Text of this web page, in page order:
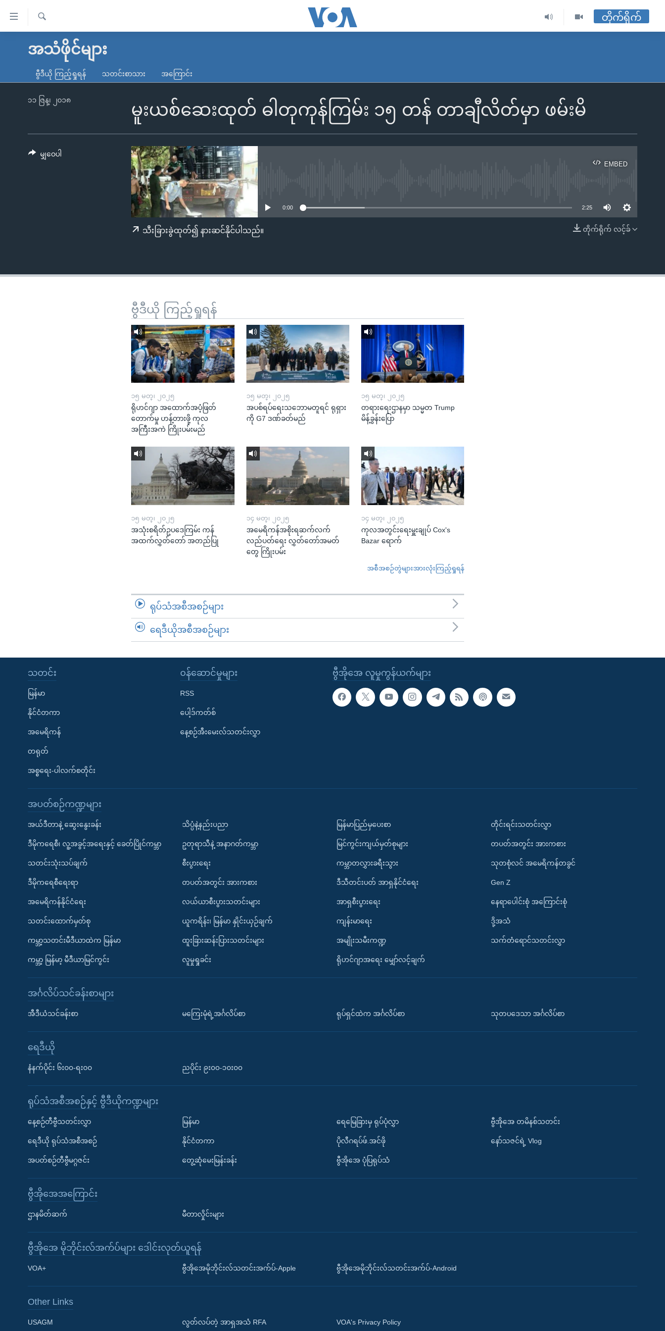
လွယ်ကူ
သည့်
ကျော်
မူလစာမျက်နှာ
ကမ္ဘာ့သတင်းများ
နိုင်ငံတကာ
တရုတ်
အစ္စရေး-ပါလက်စတိုင်း
ရပ်ဝန်းတခု လမ်းတခု အလွန်
အင်္ဂလိပ်စာလေ့လာမယ်
Learning English
ရ
တိုက်ရိုက်
အသံဖိုင်များ
ဗွီဒီယို ကြည့်ရှုရန် သတင်းစာသား အကြောင်း
မူးယစ်ဆေးထုတ် ဓါတုကုန်ကြမ်း ၁၅ တန် တာချီလိတ်မှာ ဖမ်းမိ
၁၁ ဇြန္၊ ၂၀၁၈
EMBED
EMBED
0:00 2:25
တိုက်ရိုက် လင့်ခ်
သီးခြားခွဲထုတ်၍ နားဆင်နိုင်ပါသည်။
မျှဝေပါ
ဗွီဒီယို ကြည့်ရှုရန်
၁၅ မတ္၊ ၂၀၂၅
ရိုဟင်ဂျာ အထောက်အပံ့ဖြတ်
တောက်မှု ဟန့်တားဖို့ ကုလ
အကြီးအကဲ ကြိုးပမ်းမည်
၁၅ မတ္၊ ၂၀၂၅
အပစ်ရပ်ရေးသဘောမတူရင် ရုရှား
ကို G7 ဒဏ်ခတ်မည်
၁၅ မတ္၊ ၂၀၂၅
တရားရေးဌာနမှာ သမ္မတ Trump
မိန့်ခွန်းပြော
၁၅ မတ္၊ ၂၀၂၅
အသုံးစရိတ်ဥပဒေကြမ်း ကန်
အထက်လွှတ်တော် အတည်ပြု
၁၄ မတ္၊ ၂၀၂၅
အမေရိကန်အစိုးရဆက်လက်
လည်ပတ်ရေး လွှတ်တော်အမတ်
တွေ ကြိုးပမ်း
၁၄ မတ္၊ ၂၀၂၅
ကုလအတွင်းရေးမှူးချုပ် Cox's
Bazar ရောက်
အစီအစဉ်တွဲများအားလုံးကြည့်ရှုရန်
ရုပ်သံအစီအစဉ်များ
ရေဒီယိုအစီအစဉ်များ
ဗွီအိုအေ လူမှုကွန်ယက်များ
သတင်း
မြန်မာ
နိုင်ငံတကာ
အမေရိကန်
တရုတ်
အစ္စရေး-ပါလက်စတိုင်း
၀န်ဆောင်မှုများ
RSS
ပေါ့ဒ်ကတ်စ်
နေ့စဉ်အီးမေးလ်သတင်းလွှာ
အပတ်စဉ်ကဏ္ဍများ
အယ်ဒီတာနဲ့ ဆွေးနွေးခန်း
ဒီမိုကရေစီ၊ လူ့အခွင့်အရေးနှင့် ခေတ်ပြိုင်ကမ္ဘာ
သတင်းသုံးသပ်ချက်
ဒီမိုကရေစီရေးရာ
အမေရိကန်နိုင်ငံရေး
သတင်းထောက်မှတ်စု
ကမ္ဘာ့သတင်းမီဒီယာထဲက မြန်မာ
ကမ္ဘာ့ မြန်မာ့ မီဒီယာမြင်ကွင်း
သိပ္ပံနဲ့နည်းပညာ
ဥတုရာသီနဲ့ အနာဂတ်ကမ္ဘာ
စီးပွားရေး
တပတ်အတွင်း အားကစား
လယ်ယာစီးပွားသတင်းများ
ယူကရိန်း၊ မြန်မာ နှိုင်းယှဉ်ချက်
ထူးခြားဆန်းပြားသတင်းများ
လူမှုရှုခင်း
မြန်မာပြည်မှပေးစာ
မြင်ကွင်းကျယ်မှတ်စုများ
ကမ္ဘာတလွှားခရီးသွား
ဒီသီတင်းပတ် အာရှနိုင်ငံရေး
အာရှစီးပွားရေး
ကျန်းမာရေး
အမျိုးသမီးကဏ္ဍ
ရိုဟင်ဂျာအရေး မျှော်လင့်ချက်
တိုင်းရင်းသတင်းလွှာ
တပတ်အတွင်း အားကစား
သုတစုံလင် အမေရိကန်တခွင်
Gen Z
နေရာပေါင်းစုံ အကြောင်းစုံ
ဒို့အသံ
သက်တံရောင်သတင်းလွှာ
အင်္ဂလိပ်သင်ခန်းစာများ
အီဒီယံသင်ခန်းစာ မကြေးမုံရဲ့အင်္ဂလိပ်စာ ရုပ်ရှင်ထဲက အင်္ဂလိပ်စာ သုတပဒေသာ အင်္ဂလိပ်စာ
ရေဒီယို
နံနက်ပိုင်း ၆း၀၀-ရး၀၀ ညပိုင်း ၉း၀၀-၁၀း၀၀
ရုပ်သံအစီအစဉ်နှင့် ဗွီဒီယိုကဏ္ဍများ
နေ့စဉ်တီဗွီသတင်းလွှာ
ရေဒီယို ရုပ်သံအစီအစဉ်
အပတ်စဉ်တီဗွီမဂ္ဂဇင်း
မြန်မာ
နိုင်ငံတကာ
တွေ့ဆုံမေးမြန်းခန်း
ရေမြေခြားမှ ရုပ်ပုံလွှာ
ပိုလီဂရပ်ဖ်.အင်ဖို
ဗွီအိုအေ ပုံပြရုပ်သံ
ဗွီအိုအေ တမိနစ်သတင်း
နော်သဇင်ရဲ့ Vlog
ဗွီအိုအေအကြောင်း
ဌာနမိတ်ဆက် မီတာလှိုင်းများ
ဗွီအိုအေ မိုဘိုင်းလ်အက်ပ်များ ဒေါင်းလုတ်ယူရန်
VOA+ ဗွီအိုအေမိုဘိုင်းလ်သတင်းအက်ပ်-Apple ဗွီအိုအေမိုဘိုင်းလ်သတင်းအက်ပ်-Android
Other Links
USAGM လွတ်လပ်တဲ့ အာရှအသံ RFA VOA's Privacy Policy